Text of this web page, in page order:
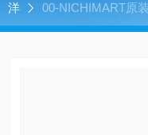
洋
00-NICHIMART原
化工作站